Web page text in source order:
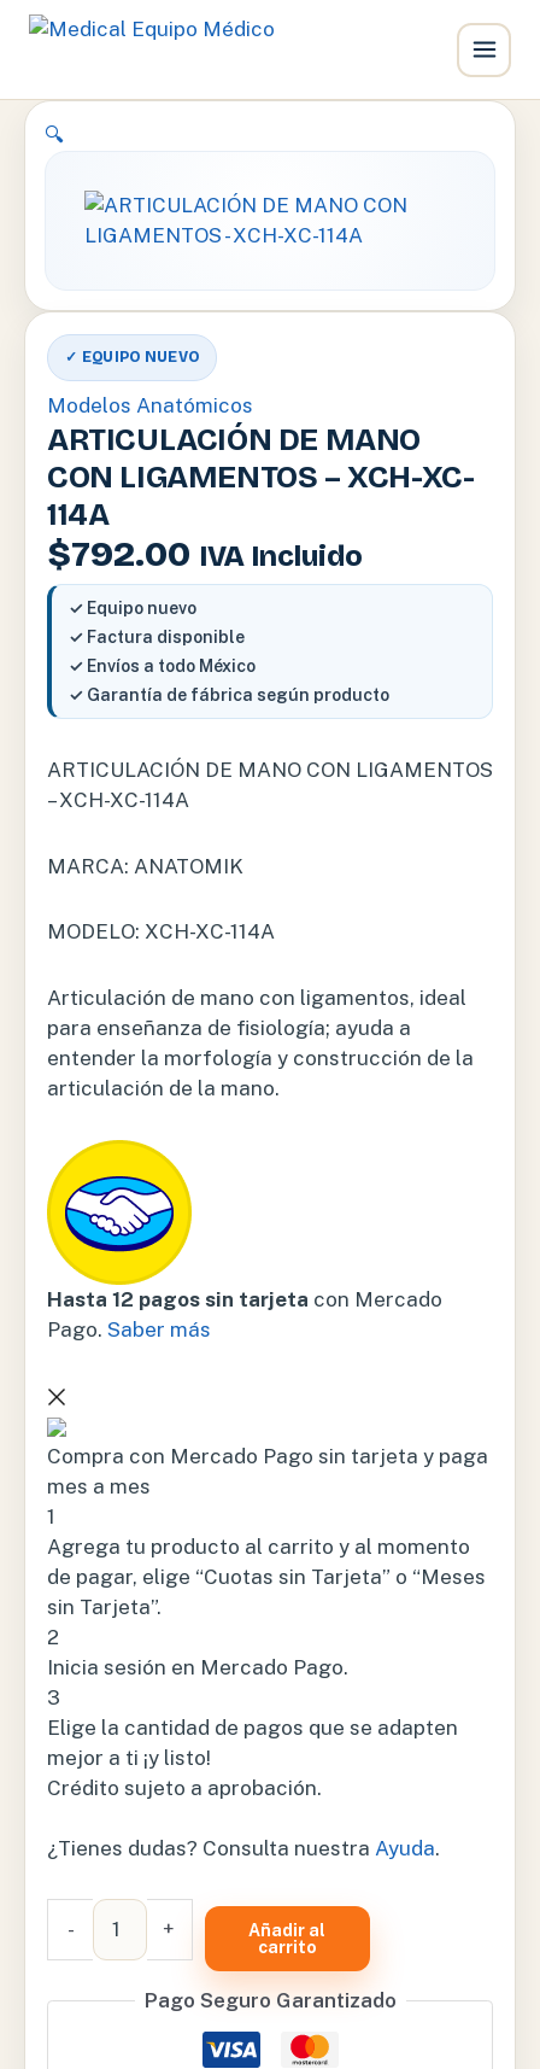
🔍
✓ EQUIPO NUEVO
Modelos Anatómicos
ARTICULACIÓN DE MANO
CON LIGAMENTOS – XCH-XC-
114A
$792.00 IVA Incluido
✓ Equipo nuevo
✓ Factura disponible
✓ Envíos a todo México
✓ Garantía de fábrica según producto
ARTICULACIÓN DE MANO CON LIGAMENTOS
– XCH-XC-114A
MARCA: ANATOMIK
MODELO: XCH-XC-114A
Articulación de mano con ligamentos, ideal
para enseñanza de fisiología; ayuda a
entender la morfología y construcción de la
articulación de la mano.
Hasta 12 pagos sin tarjeta con Mercado
Pago. Saber más
Compra con Mercado Pago sin tarjeta y paga
mes a mes
1
Agrega tu producto al carrito y al momento
de pagar, elige “Cuotas sin Tarjeta” o “Meses
sin Tarjeta”.
2
Inicia sesión en Mercado Pago.
3
Elige la cantidad de pagos que se adapten
mejor a ti ¡y listo!
Crédito sujeto a aprobación.
¿Tienes dudas? Consulta nuestra Ayuda.
-
ARTICULACIÓN
CON
+
Añadir al
carrito
Pago Seguro Garantizado